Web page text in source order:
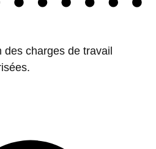
charges de travail